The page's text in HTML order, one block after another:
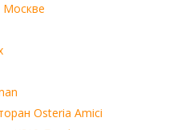
Москве
Osteria Amici